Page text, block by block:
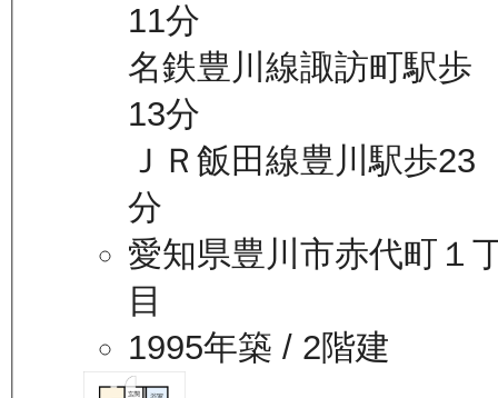
11分
名鉄豊川線諏訪町駅歩
13分
ＪＲ飯田線豊川駅歩23
分
愛知県豊川市赤代町１
目
1995年築 / 2階建